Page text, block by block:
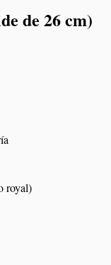
de 26 cm)
royal)